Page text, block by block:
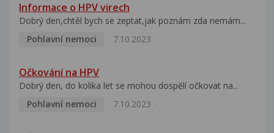
Informace o HPV virech
Dobrý den,chtěl bych se zeptat,jak poznám zda nemám...
Pohlavní nemoci
7.10.2023
Očkování na HPV
Dobrý den, do kolika let se mohou dospělí očkovat na...
Pohlavní nemoci
7.10.2023